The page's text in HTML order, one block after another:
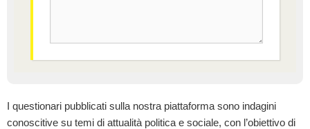
I questionari pubblicati sulla nostra piattaforma sono indagini
conoscitive su temi di attualità politica e sociale, con l’obiettivo di